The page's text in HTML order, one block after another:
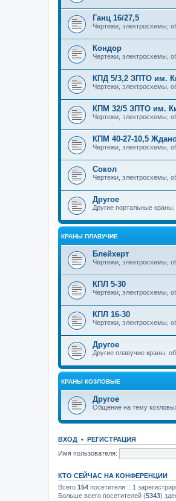
Ганц 16/27,5
Чертежи, электросхемы,
Кондор
Чертежи, электросхемы,
КПД 5/3,2 ЗПТО им.
Чертежи, электросхемы,
КПМ 32/5 ЗПТО им.
Чертежи, электросхемы,
КПМ 40-27-10,5
Чертежи, электросхемы,
Сокол
Чертежи, электросхемы,
Другое
Другие портальные
КРАНЫ ПЛАВУЧИЕ
Блейхерт
Чертежи, электросхемы,
КПЛ 5-30
Чертежи, электросхемы,
КПЛ 16-30
Чертежи, электросхемы,
Другое
Другие плавучие краны,
КРАНЫ КОЗЛОВЫЕ
Другое
Общение на тему
ВХОД • РЕГИСТРАЦИЯ
Имя пользователя:
КТО СЕЙЧАС НА КОНФЕРЕНЦИИ
Всего 154 посетителя :: 1
Больше всего посетителей (5343)